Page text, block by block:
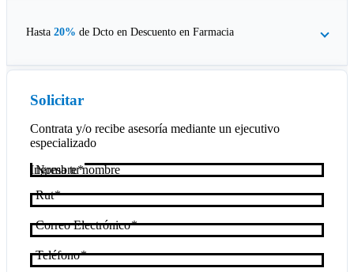
Hasta 20% de Dcto en Descuento en Farmacia
Solicitar
Contrata y/o recibe asesoría mediante un ejecutivo
especializado
Nombre
Rut
Correo Electrónico
Teléfono